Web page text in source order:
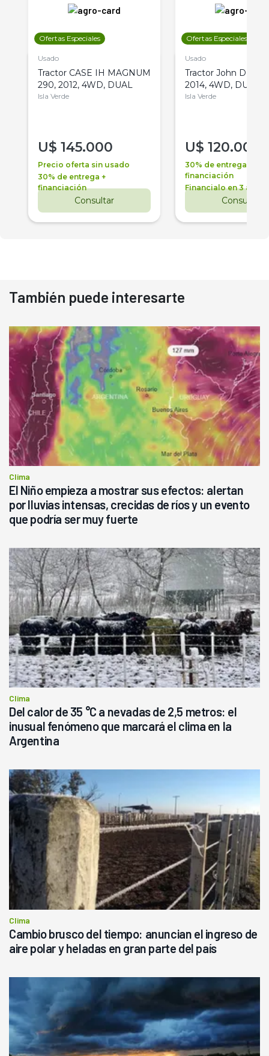
Ofertas Especiales
Usado
Tractor CASE IH MAGNUM
290, 2012, 4WD, DUAL
Isla Verde
U$ 145.000
Precio oferta sin usado
30% de entrega +
financiación
Consultar
Ofertas Especiales
Usado
Tractor John Deere
2014, 4WD, DUAL
Isla Verde
U$ 120.000
30% de entrega +
financiación
Financialo en 3 años
Consultar
También puede interesarte
Clima
El Niño empieza a mostrar sus efectos: alertan
por lluvias intensas, crecidas de ríos y un evento
que podría ser muy fuerte
Clima
Del calor de 35 °C a nevadas de 2,5 metros: el
inusual fenómeno que marcará el clima en la
Argentina
Clima
Cambio brusco del tiempo: anuncian el ingreso de
aire polar y heladas en gran parte del país